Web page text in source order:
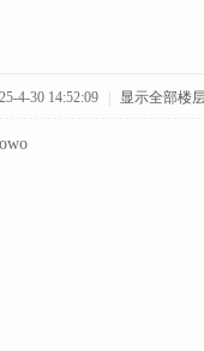
4-30 14:52:09 显示全部楼